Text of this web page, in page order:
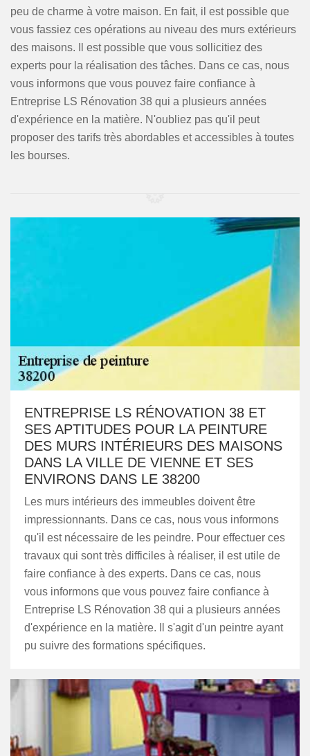
peu de charme à votre maison. En fait, il est possible que
vous fassiez ces opérations au niveau des murs extérieurs
des maisons. Il est possible que vous sollicitiez des
experts pour la réalisation des tâches. Dans ce cas, nous
vous informons que vous pouvez faire confiance à
Entreprise LS Rénovation 38 qui a plusieurs années
d'expérience en la matière. N'oubliez pas qu'il peut
proposer des tarifs très abordables et accessibles à toutes
les bourses.
ENTREPRISE LS RÉNOVATION 38 ET
SES APTITUDES POUR LA PEINTURE
DES MURS INTÉRIEURS DES MAISONS
DANS LA VILLE DE VIENNE ET SES
ENVIRONS DANS LE 38200
Les murs intérieurs des immeubles doivent être
impressionnants. Dans ce cas, nous vous informons
qu'il est nécessaire de les peindre. Pour effectuer ces
travaux qui sont très difficiles à réaliser, il est utile de
faire confiance à des experts. Dans ce cas, nous
vous informons que vous pouvez faire confiance à
Entreprise LS Rénovation 38 qui a plusieurs années
d'expérience en la matière. Il s'agit d'un peintre ayant
pu suivre des formations spécifiques.